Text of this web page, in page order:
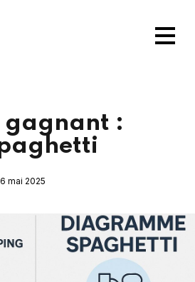
gagnant :
6 mai 2025